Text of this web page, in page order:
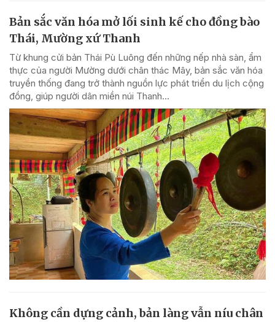
Bản sắc văn hóa mở lối sinh kế cho đồng bào
Thái, Mường xứ Thanh
Từ khung cửi bản Thái Pù Luông đến những nếp nhà sàn, ẩm
thực của người Mường dưới chân thác Mây, bản sắc văn hóa
truyền thống đang trở thành nguồn lực phát triển du lịch cộng
đồng, giúp người dân miền núi Thanh...
Không cần dựng cảnh, bản làng vẫn níu chân